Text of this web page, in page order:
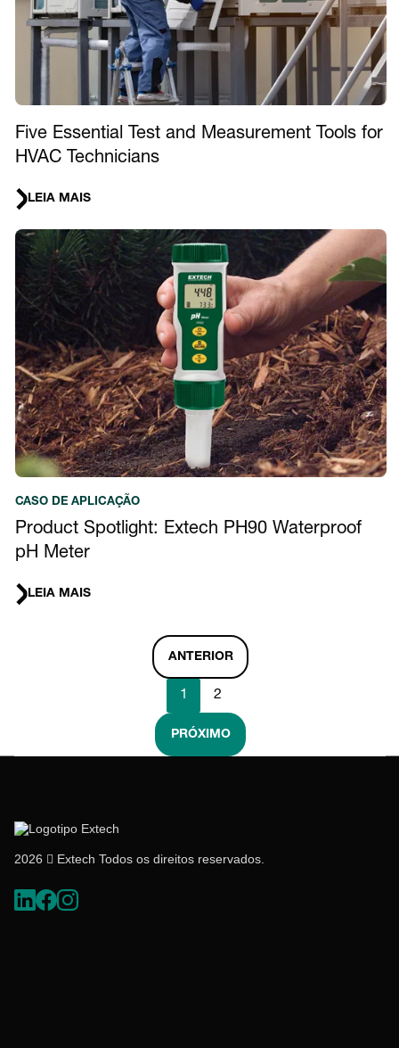
Five Essential Test and Measurement Tools for
HVAC Technicians
LEIA MAIS
CASO DE APLICAÇÃO
Product Spotlight: Extech PH90 Waterproof
pH Meter
LEIA MAIS
ANTERIOR
1 2
PRÓXIMO
2026  Extech Todos os direitos reservados.